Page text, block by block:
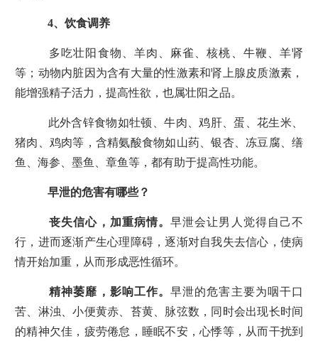
4、饮食调养
多吃壮阳食物、羊肉、麻雀、核桃、牛鞭、羊肾
等；动物内脏因为含有大量的性激素和肾上腺皮质激素，
能增强精子活力，提高性欲，也属壮阳之品。
此外含锌食物如牡顿、牛肉、鸡肝、蛋、花生米、
猪肉、鸡肉等，含精氨酸食物如山药、银杏、冻豆腐、缮
鱼、海参、墨鱼、章鱼等，都有助于提高性功能。
早泄的危害有哪些？
丧失信心，加重病情。早泄会让男人觉得自己不
行，进而逐渐产生心理障碍，逐渐对自我失去信心，使病
情开始加重，从而形成恶性循环。
精神萎靡，影响工作。早泄的危害主要为咽干口
苦、淋浊、小便黄赤、苔黄、脉弦数，同时会出现长时间
的精神欠佳，疲劳倦怠，睡眠不安，心悸等，从而干扰到